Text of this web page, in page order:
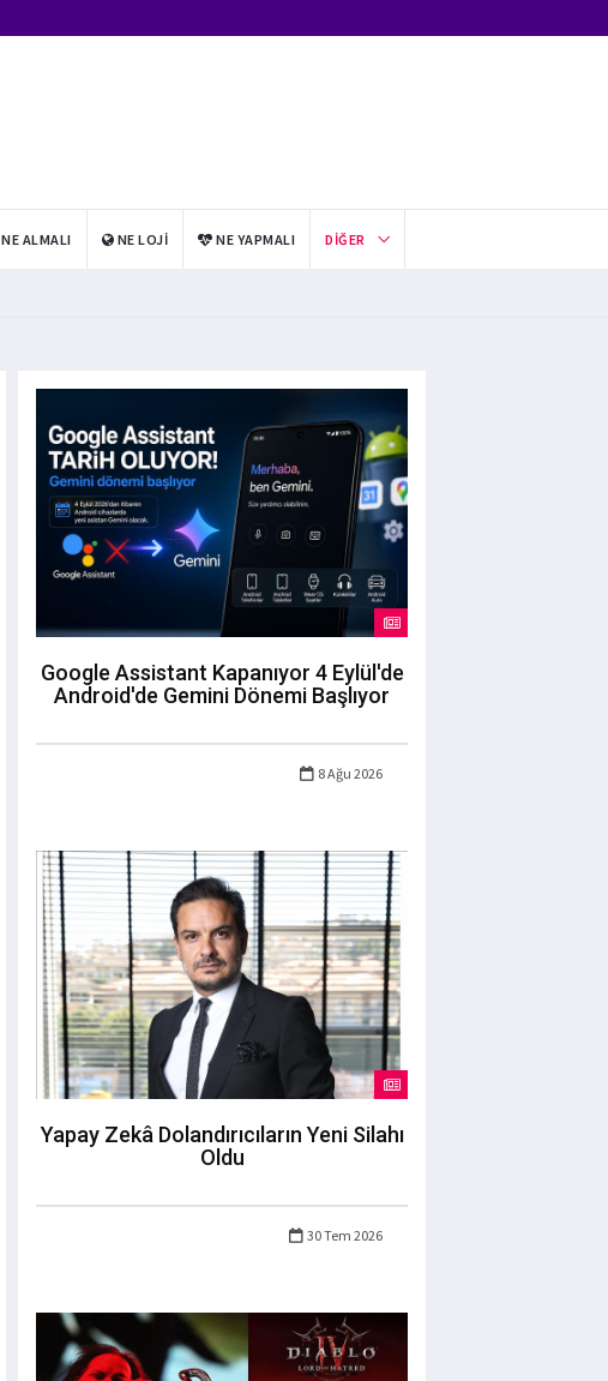
NE ALMALI NE LOJI NE YAPMALI DIĞER
Google Assistant Kapanıyor 4 Eylül'de
Android'de Gemini Dönemi Başlıyor
8 Ağu 2026
Yapay Zekâ Dolandırıcıların Yeni Silahı
Oldu
30 Tem 2026